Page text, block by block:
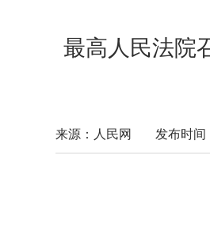
最高人民法院
来源：人民网 发布时间